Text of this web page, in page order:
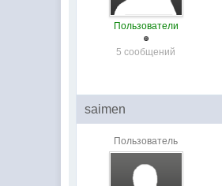
Пользователи
5 сообщений
saimen
Пользователь